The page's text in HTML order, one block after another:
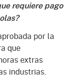
requiere pago
por la
que
extras
industrias.